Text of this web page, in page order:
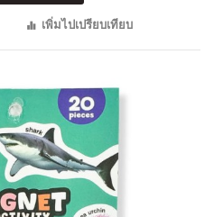
เพิ่มไปเปรียบเทียบ